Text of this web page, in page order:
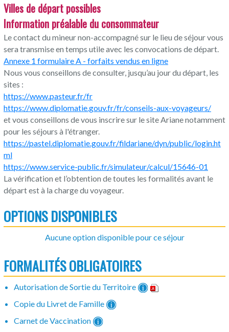
Villes de départ possibles
Information préalable du consommateur
Le contact du mineur non-accompagné sur le lieu de séjour vous
sera transmise en temps utile avec les convocations de départ.
Annexe 1 formulaire A - forfaits vendus en ligne
Nous vous conseillons de consulter, jusqu’au jour du départ, les
sites :
https://www.pasteur.fr/fr
https://www.diplomatie.gouv.fr/fr/conseils-aux-voyageurs/
et vous conseillons de vous inscrire sur le site Ariane notamment
pour les séjours à l'étranger.
https://pastel.diplomatie.gouv.fr/fildariane/dyn/public/login.ht
ml
https://www.service-public.fr/simulateur/calcul/15646-01
La vérification et l’obtention de toutes les formalités avant le
départ est à la charge du voyageur.
OPTIONS DISPONIBLES
Aucune option disponible pour ce séjour
FORMALITÉS OBLIGATOIRES
Autorisation de Sortie du Territoire
Copie du Livret de Famille
Carnet de Vaccination